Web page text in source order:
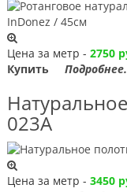
Цена за метр - 2750
Купить
023А
Цена за метр - 3450